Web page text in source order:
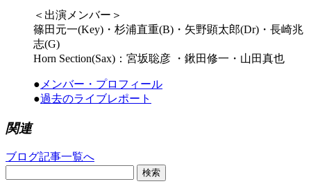
＜出演メンバー＞
篠田元一(Key)・杉浦直重(B)・矢野顕太郎(Dr)・長崎兆
志(G)
Horn Section(Sax)：宮坂聡彦 ・鍬田修一・山田真也
● メンバー・プロフィール
●過去のライブレポート
関連
ブログ記事一覧へ
検索